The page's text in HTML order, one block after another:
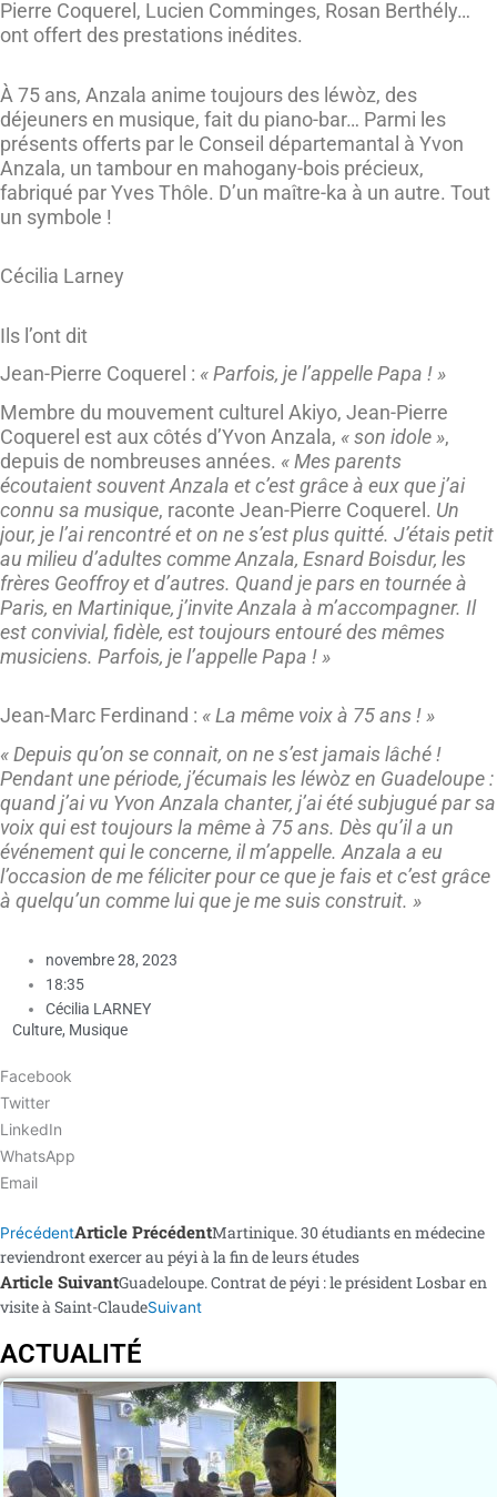
Pierre Coquerel, Lucien Comminges, Rosan Berthély…
ont offert des prestations inédites.
À 75 ans, Anzala anime toujours des léwòz, des
déjeuners en musique, fait du piano-bar… Parmi les
présents offerts par le Conseil départemantal à Yvon
Anzala, un tambour en mahogany-bois précieux,
fabriqué par Yves Thôle. D’un maître-ka à un autre. Tout
un symbole !
Cécilia Larney
Ils l’ont dit
Jean-Pierre Coquerel : « Parfois, je l’appelle Papa ! »
Membre du mouvement culturel Akiyo, Jean-Pierre
Coquerel est aux côtés d’Yvon Anzala, « son idole »,
depuis de nombreuses années. « Mes parents
écoutaient souvent Anzala et c’est grâce à eux que j’ai
connu sa musique, raconte Jean-Pierre Coquerel. Un
jour, je l’ai rencontré et on ne s’est plus quitté. J’étais petit
au milieu d’adultes comme Anzala, Esnard Boisdur, les
frères Geoffroy et d’autres. Quand je pars en tournée à
Paris, en Martinique, j’invite Anzala à m’accompagner. Il
est convivial, fidèle, est toujours entouré des mêmes
musiciens. Parfois, je l’appelle Papa ! »
Jean-Marc Ferdinand : « La même voix à 75 ans ! »
« Depuis qu’on se connait, on ne s’est jamais lâché !
Pendant une période, j’écumais les léwòz en Guadeloupe :
quand j’ai vu Yvon Anzala chanter, j’ai été subjugué par sa
voix qui est toujours la même à 75 ans. Dès qu’il a un
événement qui le concerne, il m’appelle. Anzala a eu
l’occasion de me féliciter pour ce que je fais et c’est grâce
à quelqu’un comme lui que je me suis construit. »
novembre 28, 2023
18:35
Cécilia LARNEY
Culture, Musique
Facebook
Twitter
LinkedIn
WhatsApp
Email
PrécédentArticle PrécédentMartinique. 30 étudiants en médecine
reviendront exercer au péyi à la fin de leurs études
Article SuivantGuadeloupe. Contrat de péyi : le président Losbar en
visite à Saint-ClaudeSuivant
ACTUALITÉ